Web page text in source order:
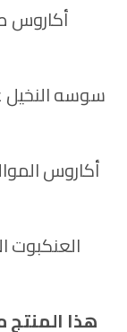
أكاروس
أكاروس
هذا المنتج